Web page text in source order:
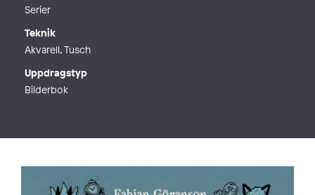
Serier
Teknik
Akvarell, Tusch
Uppdragstyp
Bilderbok